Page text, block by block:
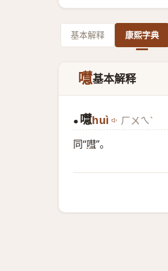
基本解释 康熙字典
嚖基本解释
● 嚖huì ㄏㄨㄟˋ
同“嘒”。